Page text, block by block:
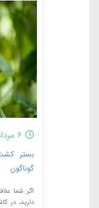
6 مرداد 1404
بستر
گوناگون
اگر شما
دارید، در